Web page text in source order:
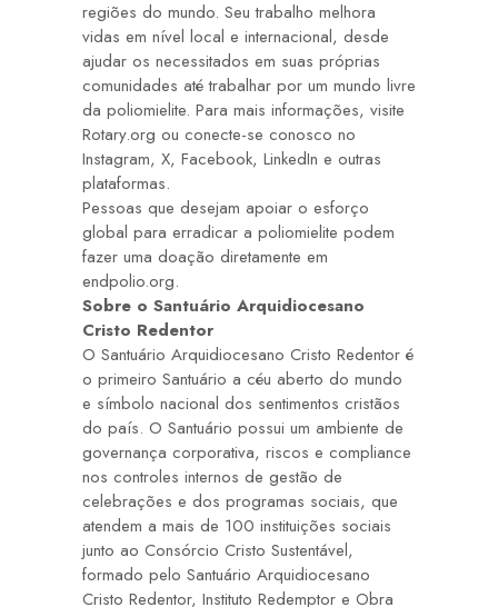
regiões do mundo. Seu trabalho melhora
vidas em nível local e internacional, desde
ajudar os necessitados em suas próprias
comunidades até trabalhar por um mundo livre
da poliomielite. Para mais informações, visite
Rotary.org ou conecte-se conosco no
Instagram, X, Facebook, LinkedIn e outras
plataformas.
Pessoas que desejam apoiar o esforço
global para erradicar a poliomielite podem
fazer uma doação diretamente em
endpolio.org.
Sobre o Santuário Arquidiocesano
Cristo Redentor
O Santuário Arquidiocesano Cristo Redentor é
o primeiro Santuário a céu aberto do mundo
e símbolo nacional dos sentimentos cristãos
do país. O Santuário possui um ambiente de
governança corporativa, riscos e compliance
nos controles internos de gestão de
celebrações e dos programas sociais, que
atendem a mais de 100 instituições sociais
junto ao Consórcio Cristo Sustentável,
formado pelo Santuário Arquidiocesano
Cristo Redentor, Instituto Redemptor e Obra